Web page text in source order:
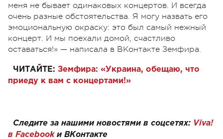
меня не бывает одинаковых концертов. И всегда
очень разные обстоятельства. Я могу назвать его
эмоциональную окраску: это был самый нежный
концерт. И мы поехали домой, счастливо
оставаться!» — написала в ВКонтакте Земфира.
ЧИТАЙТЕ: Земфира: «Украина, обещаю, что
приеду к вам с концертами!‬»
Следите за нашими новостями в соцсетях: Viva!
в Facebookи ВКонтакте